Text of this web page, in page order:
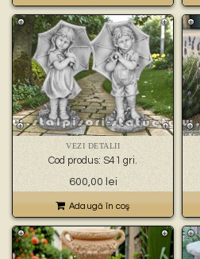
VEZI DETALII
Cod produs: S41 gri.
600,00 lei
Adaugă în coş